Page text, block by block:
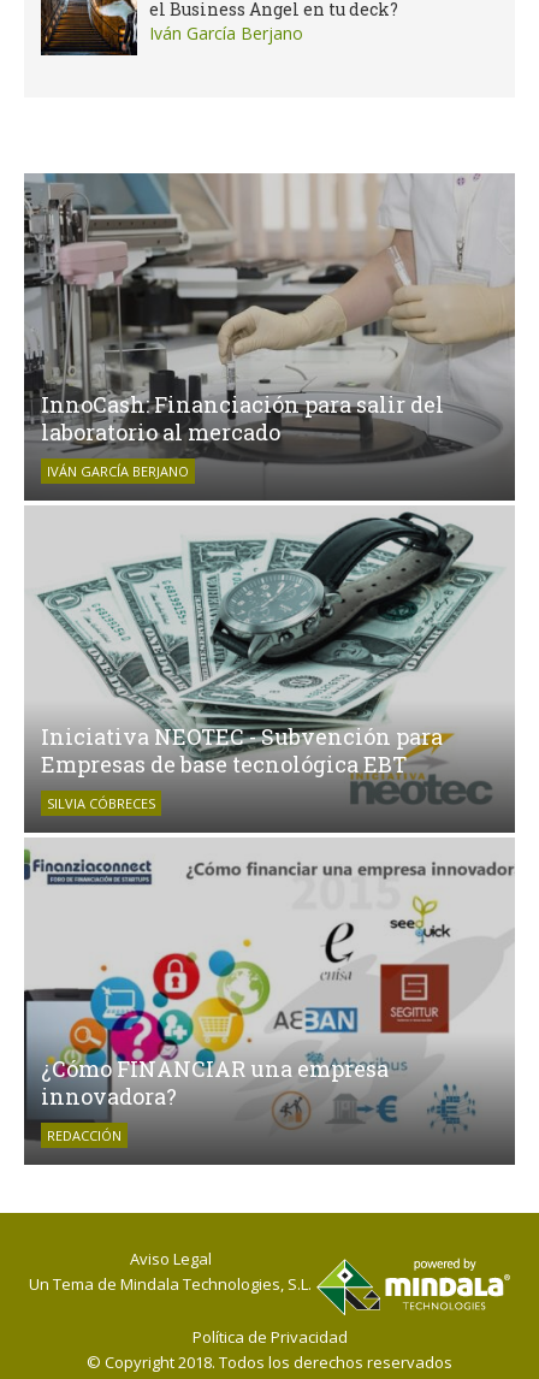
el Business Angel en tu deck?
Iván García Berjano
InnoCash: Financiación para salir del
laboratorio al mercado
IVÁN GARCÍA BERJANO
Iniciativa NEOTEC - Subvención para
Empresas de base tecnológica EBT
SILVIA CÓBRECES
¿Cómo FINANCIAR una empresa
innovadora?
REDACCIÓN
Aviso Legal
Un Tema de Mindala Technologies, S.L.
Política de Privacidad
© Copyright 2018. Todos los derechos reservados